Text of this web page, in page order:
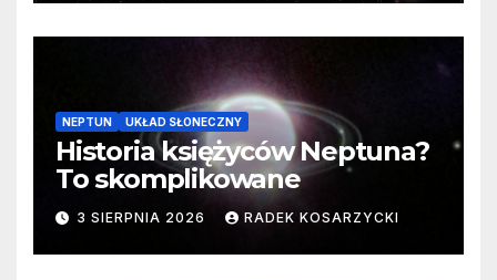
NEPTUN UKŁAD SŁONECZNY
Historia księżyców Neptuna?
To skomplikowane
3 SIERPNIA 2026 RADEK KOSARZYCKI